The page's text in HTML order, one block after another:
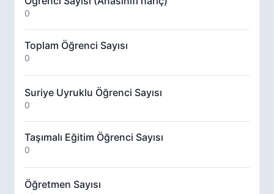
0
Toplam Öğrenci Sayısı
0
Suriye Uyruklu Öğrenci Sayısı
0
Taşımalı Eğitim Öğrenci Sayısı
0
Öğretmen Sayısı